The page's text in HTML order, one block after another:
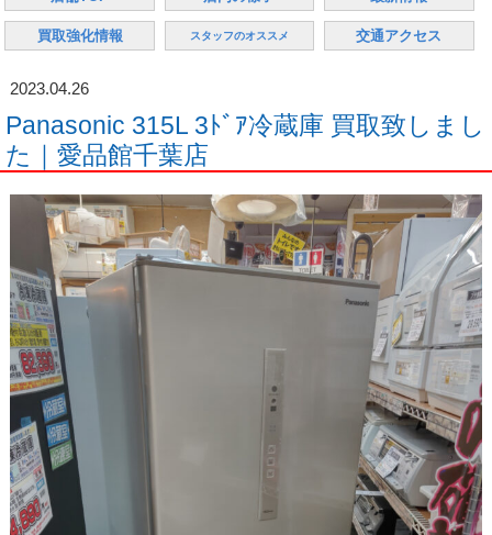
買取強化情報 スタッフのオススメ 交通アクセス
2023.04.26
Panasonic 315L 3ﾄﾞｱ冷蔵庫 買取致しまし
た｜愛品館千葉店